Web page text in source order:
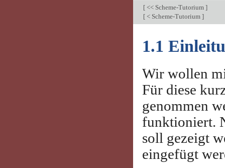
[<< Scheme-Tutorium ]
[< Scheme-Tutorium ]
1.1
Wir wollen
Für diese
genommen
funktioniert.
soll gezeigt
eingefügt